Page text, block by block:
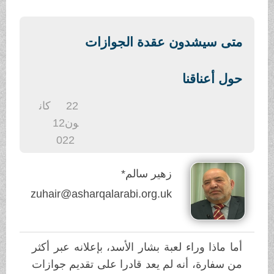
متى سيشدون عقدة الجوازات
حول أعناقنا
ون12
022
زهير سالم*
zuhair@asharqalarabi.org.uk
أما ماذا وراء لعبة بشار الأسد، بإعلانه عبر أكثر
من سفارة، أنه لم يعد قادرا على تقديم جوازات